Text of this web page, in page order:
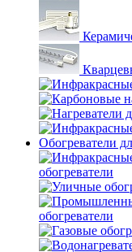
Обогреватели
обогреватели
обогреватели